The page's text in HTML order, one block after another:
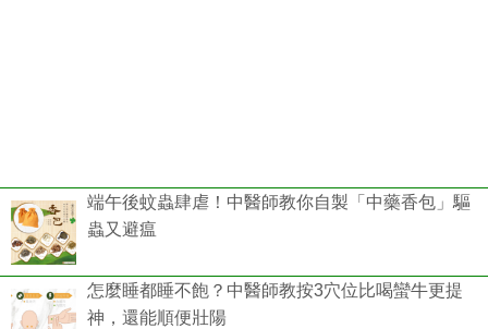
端午後蚊蟲肆虐！中醫師教你自製「中藥香包」驅
蟲又避瘟
怎麼睡都睡不飽？中醫師教按3穴位比喝蠻牛更提
神，還能順便壯陽